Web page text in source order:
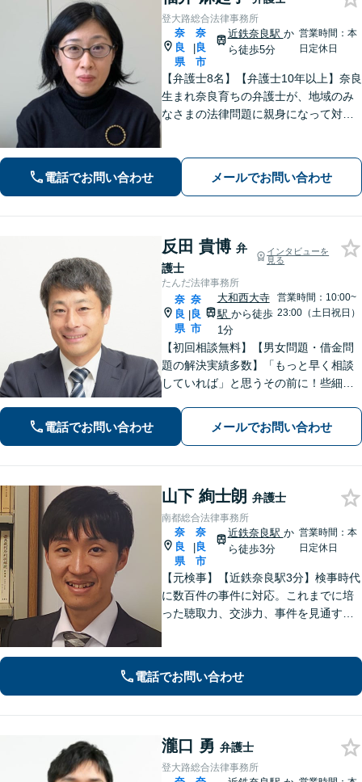
登大路総合法律事務所
奈
良
県
|
奈
良
市
近鉄奈良駅 か
ら徒歩5分
営業時間：本
日定休日
【弁護士8名】【弁護士10年以上】奈良
生まれ奈良育ちの弁護士が、地域のみ
なさまの法律問題に親身になって対応
を伺うことを大切にしています【近鉄
奈良駅5分】【オンライン相談可】
電話でお問い合わせ メールでお問い合わせ
反田 貴博 弁
護士
インタビューを
見る
たんだ法律事務所
奈
良
県
|
奈
良
市
大和西大寺
駅 から徒歩
1分
営業時間：10:00~
23:00（土日祝日）
【初回相談無料】【男女問題・借金問
題の解決実績多数】「もっと早く相談
していれば」と思うその前に！些細な
者さまと密に連絡を取り、納得できる
解決を目指します【大和西大寺駅1分】
電話でお問い合わせ メールでお問い合わせ
山下 絢士朗 弁護士
南都総合法律事務所
奈
良
県
|
奈
良
市
近鉄奈良駅 か
ら徒歩3分
営業時間：本
日定休日
【元検事】【近鉄奈良駅3分】検事時代
に数百件の事件に対応。これまでに培
った聴取力、交渉力、事件を見通す分
【法テラス利用可】
電話でお問い合わせ
瀧口 勇 弁護士
登大路総合法律事務所